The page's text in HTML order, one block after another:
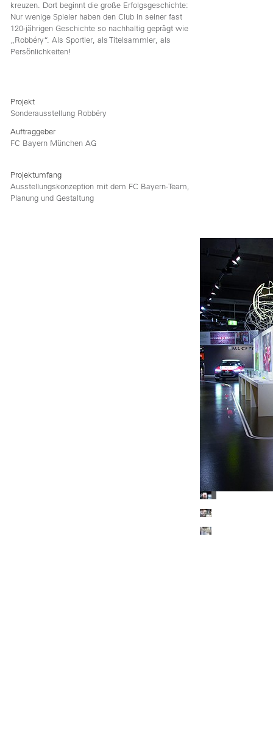
kreuzen. Dort beginnt die große Erfolgsgeschichte:
Nur wenige Spieler haben den Club in seiner fast
120-jährigen Geschichte so nachhaltig geprägt wie
„Robbéry“. Als Sportler, als Titelsammler, als
Persönlichkeiten!
Projekt
Sonderausstellung Robbéry
Auftraggeber
FC Bayern München AG
Projektumfang
Ausstellungskonzeption mit dem FC Bayern-Team,
Planung und Gestaltung